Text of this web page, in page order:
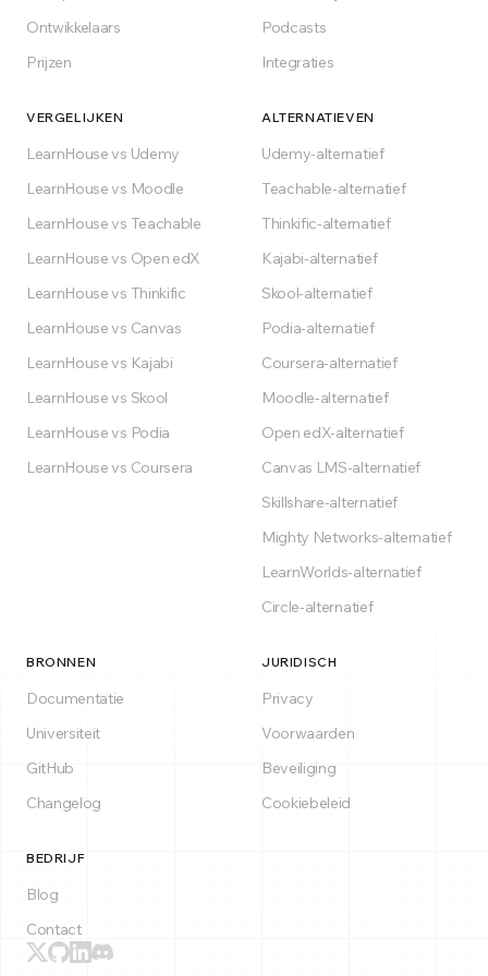
Voor altijd gratis op het Free-plan
Ontwikkelaars
Prijzen
Podcasts
Integraties
VERGELIJKEN
LearnHouse vs Udemy
LearnHouse vs Moodle
LearnHouse vs Teachable
LearnHouse vs Open edX
LearnHouse vs Thinkific
LearnHouse vs Canvas
LearnHouse vs Kajabi
LearnHouse vs Skool
LearnHouse vs Podia
LearnHouse vs Coursera
ALTERNATIEVEN
Udemy-alternatief
Teachable-alternatief
Thinkific-alternatief
Kajabi-alternatief
Skool-alternatief
Podia-alternatief
Coursera-alternatief
Moodle-alternatief
Open edX-alternatief
Canvas LMS-alternatief
Skillshare-alternatief
Mighty Networks-alternatief
LearnWorlds-alternatief
Circle-alternatief
BRONNEN
Documentatie
Universiteit
GitHub
Changelog
JURIDISCH
Privacy
Voorwaarden
Beveiliging
Cookiebeleid
BEDRIJF
Blog
Contact